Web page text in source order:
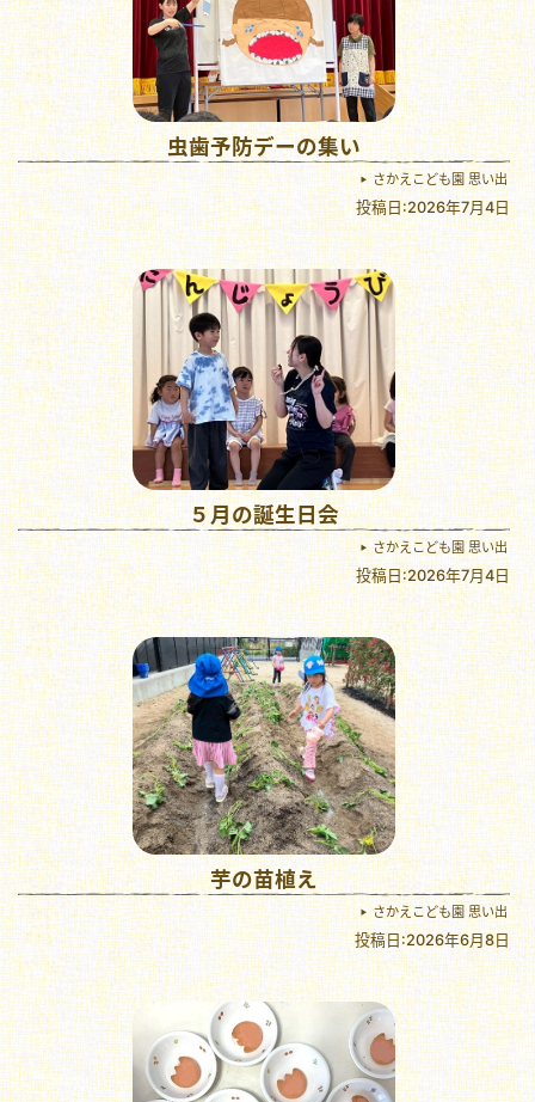
虫歯予防デーの集い
さかえこども園 思い出
投稿日:2026年7月4日
５月の誕生日会
さかえこども園 思い出
投稿日:2026年7月4日
芋の苗植え
さかえこども園 思い出
投稿日:2026年6月8日